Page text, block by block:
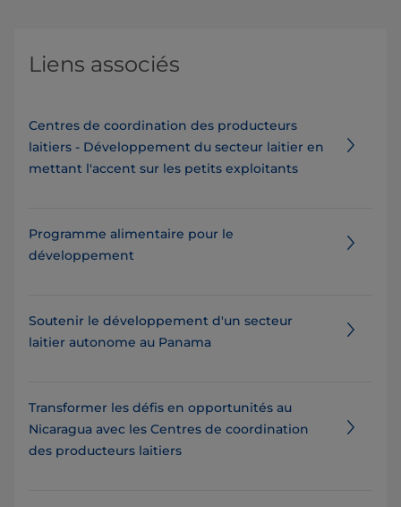
Liens associés
Centres de coordination des producteurs
laitiers - Développement du secteur laitier en
mettant l'accent sur les petits exploitants
Programme alimentaire pour le
développement
Soutenir le développement d'un secteur
laitier autonome au Panama
Transformer les défis en opportunités au
Nicaragua avec les Centres de coordination
des producteurs laitiers